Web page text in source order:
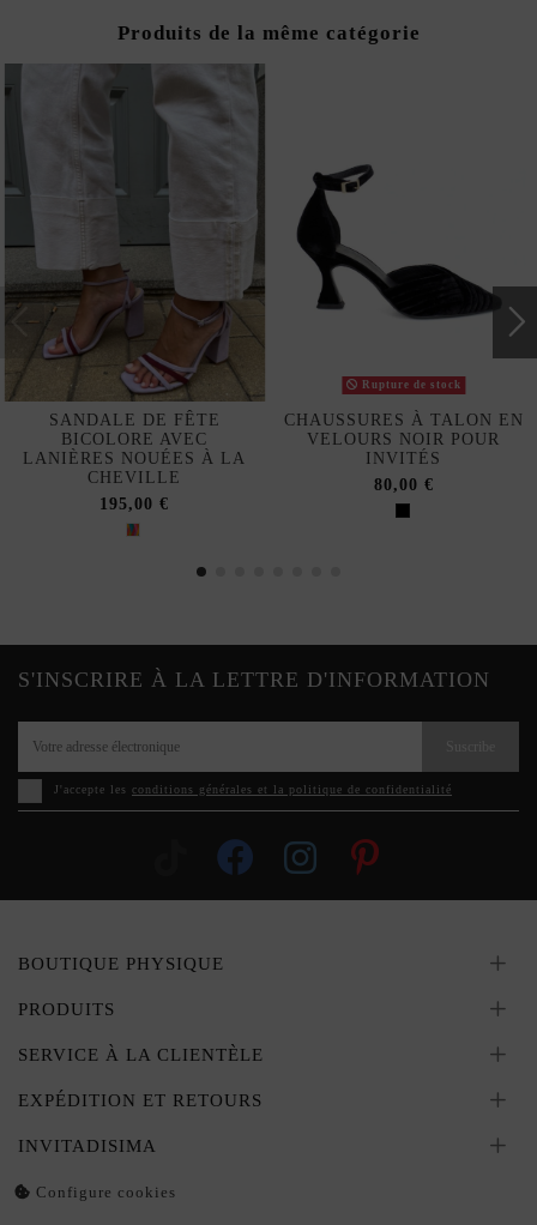
Produits de la même catégorie
SANDALE DE FÊTE
BICOLORE AVEC
LANIÈRES NOUÉES À LA
CHEVILLE
195,00 €
Rupture de stock
CHAUSSURES À TALON EN
VELOURS NOIR POUR
INVITÉS
80,00 €
S'INSCRIRE À LA LETTRE D'INFORMATION
J'accepte les conditions générales et la politique de confidentialité
BOUTIQUE PHYSIQUE
PRODUITS
SERVICE À LA CLIENTÈLE
EXPÉDITION ET RETOURS
INVITADISIMA
Configure cookies